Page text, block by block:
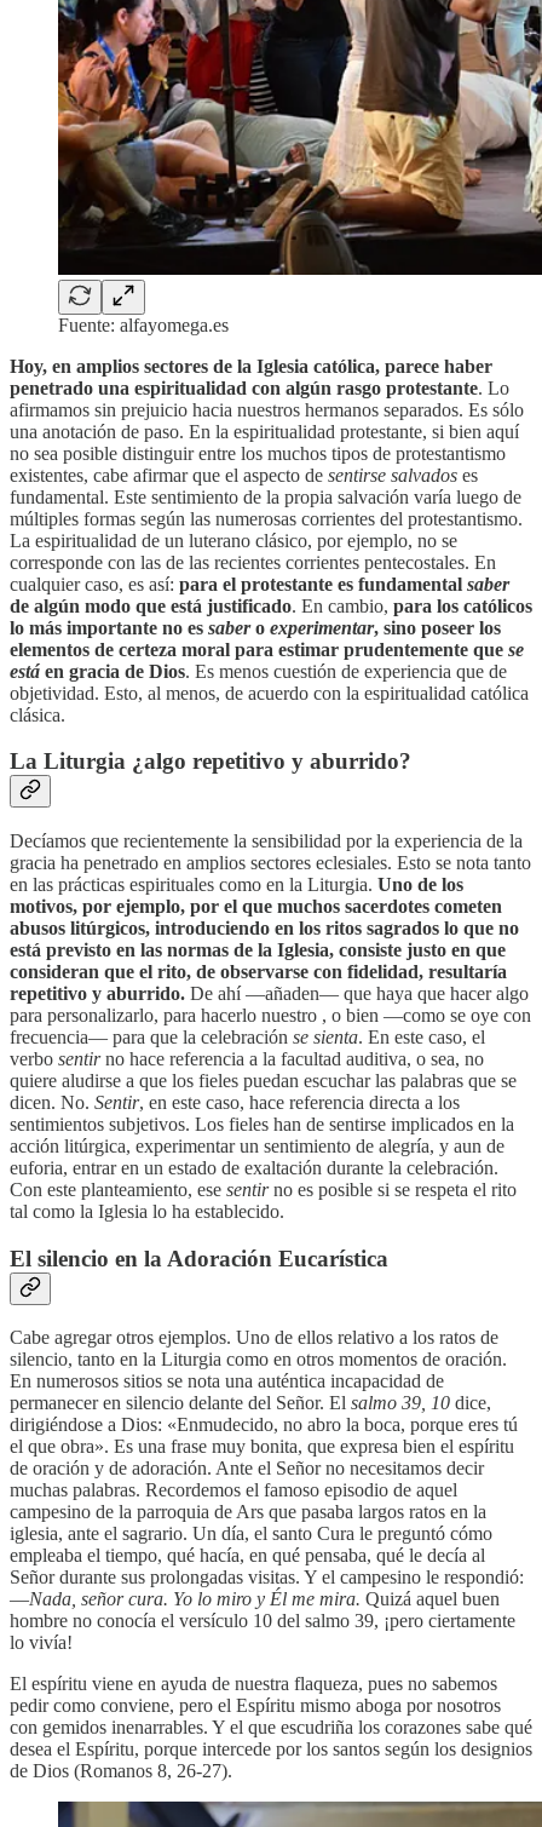
Fuente: alfayomega.es
Hoy, en amplios sectores de la Iglesia católica, parece haber
penetrado una espiritualidad con algún rasgo protestante. Lo
afirmamos sin prejuicio hacia nuestros hermanos separados. Es sólo
una anotación de paso. En la espiritualidad protestante, si bien aquí
no sea posible distinguir entre los muchos tipos de protestantismo
existentes, cabe afirmar que el aspecto de sentirse salvados es
fundamental. Este sentimiento de la propia salvación varía luego de
múltiples formas según las numerosas corrientes del protestantismo.
La espiritualidad de un luterano clásico, por ejemplo, no se
corresponde con las de las recientes corrientes pentecostales. En
cualquier caso, es así: para el protestante es fundamental saber
de algún modo que está justificado. En cambio, para los católicos
lo más importante no es sabero experimentar, sino poseer los
elementos de certeza moral para estimar prudentemente que se
está en gracia de Dios. Es menos cuestión de experiencia que de
objetividad. Esto, al menos, de acuerdo con la espiritualidad católica
clásica.
La Liturgia ¿algo repetitivo y aburrido?
Decíamos que recientemente la sensibilidad por la experiencia de la
gracia ha penetrado en amplios sectores eclesiales. Esto se nota tanto
en las prácticas espirituales como en la Liturgia. Uno de los
motivos, por ejemplo, por el que muchos sacerdotes cometen
abusos litúrgicos, introduciendo en los ritos sagrados lo que no
está previsto en las normas de la Iglesia, consiste justo en que
consideran que el rito, de observarse con fidelidad, resultaría
repetitivo y aburrido. De ahí —añaden— que haya que hacer algo
para personalizarlo, para hacerlo nuestro , o bien —como se oye con
frecuencia— para que la celebración se sienta. En este caso, el
verbo sentirno hace referencia a la facultad auditiva, o sea, no
quiere aludirse a que los fieles puedan escuchar las palabras que se
dicen. No. Sentir, en este caso, hace referencia directa a los
sentimientos subjetivos. Los fieles han de sentirse implicados en la
acción litúrgica, experimentar un sentimiento de alegría, y aun de
euforia, entrar en un estado de exaltación durante la celebración.
Con este planteamiento, ese sentirno es posible si se respeta el rito
tal como la Iglesia lo ha establecido.
El silencio en la Adoración Eucarística
Cabe agregar otros ejemplos. Uno de ellos relativo a los ratos de
silencio, tanto en la Liturgia como en otros momentos de oración.
En numerosos sitios se nota una auténtica incapacidad de
permanecer en silencio delante del Señor. El salmo 39, 10 dice,
dirigiéndose a Dios: «Enmudecido, no abro la boca, porque eres tú
el que obra». Es una frase muy bonita, que expresa bien el espíritu
de oración y de adoración. Ante el Señor no necesitamos decir
muchas palabras. Recordemos el famoso episodio de aquel
campesino de la parroquia de Ars que pasaba largos ratos en la
iglesia, ante el sagrario. Un día, el santo Cura le preguntó cómo
empleaba el tiempo, qué hacía, en qué pensaba, qué le decía al
Señor durante sus prolongadas visitas. Y el campesino le respondió:
—Nada, señor cura. Yo lo miro y Él me mira. Quizá aquel buen
hombre no conocía el versículo 10 del salmo 39, ¡pero ciertamente
lo vivía!
El espíritu viene en ayuda de nuestra flaqueza, pues no sabemos
pedir como conviene, pero el Espíritu mismo aboga por nosotros
con gemidos inenarrables. Y el que escudriña los corazones sabe qué
desea el Espíritu, porque intercede por los santos según los designios
de Dios (Romanos 8, 26-27).